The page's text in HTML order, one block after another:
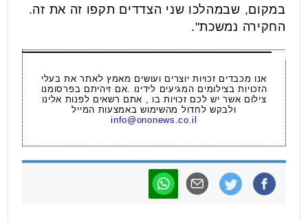
במקום, שבמהלכו שני הצדדים תקפו זה את זה.
החקירה נמשכת".
אנו מכבדים זכויות יוצרים ועושים מאמץ לאתר את בעלי
הזכויות בצילומים המגיעים לידינו .אם זיהיתם בפרסומנו
צילום אשר יש לכם זכויות בו , אתם רשאים לפנות אלינו
ולבקש לחדול מהשימוש באמצעות המייל
info@ononews.co.il